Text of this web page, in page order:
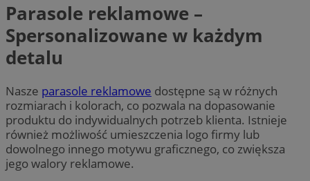
Parasole reklamowe –
Spersonalizowane w każdym
detalu
Nasze parasole reklamowe dostępne są w różnych
rozmiarach i kolorach, co pozwala na dopasowanie
produktu do indywidualnych potrzeb klienta. Istnieje
również możliwość umieszczenia logo firmy lub
dowolnego innego motywu graficznego, co zwiększa
jego walory reklamowe.